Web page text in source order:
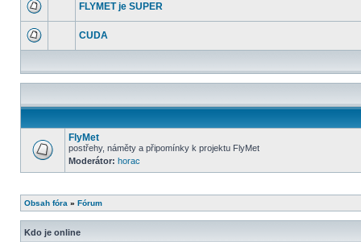
FLYMET je SUPER
CUDA
FlyMet
postřehy, náměty a připomínky k projektu FlyMet
Moderátor: horac
Obsah fóra » Fórum
Kdo je online